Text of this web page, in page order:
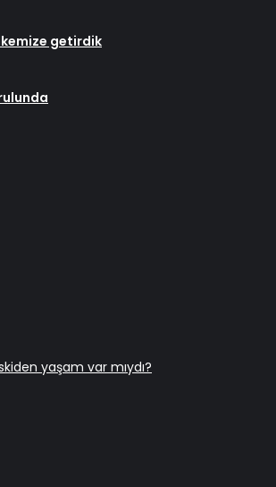
getirdik
yaşam var mıydı?